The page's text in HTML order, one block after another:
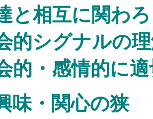
と相互に関わ
的シグナルの
的・感情的に
味・関心の狭